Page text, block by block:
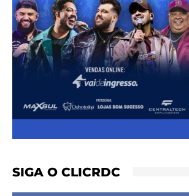
SIGA O CLICRDC